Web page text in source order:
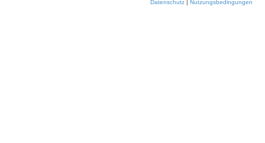
Datenschutz Nutzungsbedingungen